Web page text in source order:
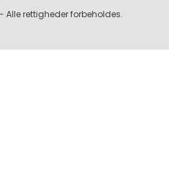
rettigheder forbeholdes.